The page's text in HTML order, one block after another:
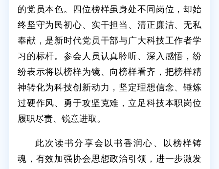
的党员本色。四位榜样虽身处不同岗位，却始
终坚守为民初心、实干担当、清正廉洁、无私
奉献，是新时代党员干部与广大科技工作者学
习的标杆。参会人员认真聆听、深入感悟，纷
纷表示将以榜样为镜、向榜样看齐，把榜样精
神转化为科技创新动力，坚定理想信念、锤炼
过硬作风、勇于攻坚克难，立足科技本职岗位
履职尽责、锐意进取。
此次读书分享会以书香润心、以榜样铸
魂，有效加强协会思想政治引领，进一步激发